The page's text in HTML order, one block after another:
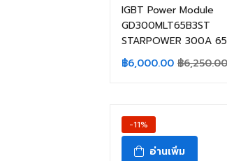
IGBT Power Module
GD300MLT65B3ST
STARPOWER 300A
฿6,000.00 ฿6,250.00
-11%
อ่านเพิ่ม